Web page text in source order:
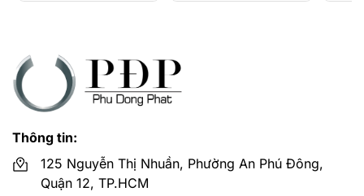
Thông tin:
125 Nguyễn Thị Nhuần, Phường An Phú Đông,
Quận 12, TP.HCM